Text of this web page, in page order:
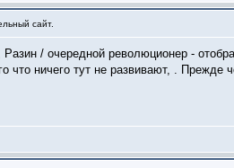
сайт.
/ очередной революционер -
что ничего тут не развивают, .